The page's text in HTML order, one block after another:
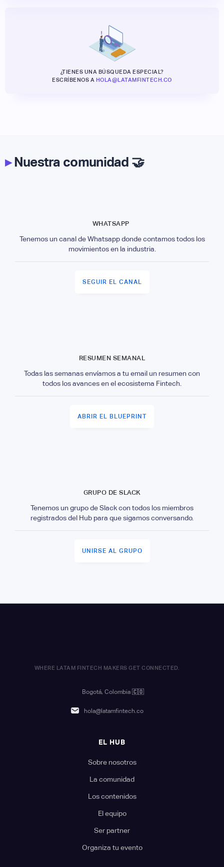
¿TIENES UNA BÚSQUEDA ESPECIAL?
ESCRÍBENOS A HOLA@LATAMFINTECH.CO
▸Nuestra comunidad 🤝
WHATSAPP
Tenemos un canal de Whatsapp donde contamos todos los
movimientos en la industria.
SEGUIR EL CANAL
RESUMEN SEMANAL
Todas las semanas envíamos a tu email un resumen con
todos los avances en el ecosistema Fintech.
ABRIR EL BLUEPRINT
GRUPO DE SLACK
Tenemos un grupo de Slack con todos los miembros
registrados del Hub para que sigamos conversando.
UNIRSE AL GRUPO
WHERE LATAM FINTECH MAKERS GET CONNECTED.
Bogotá, Colombia 🇨🇴
hola@latamfintech.co
EL HUB
Sobre nosotros
La comunidad
Los contenidos
El equipo
Ser partner
Organiza tu evento